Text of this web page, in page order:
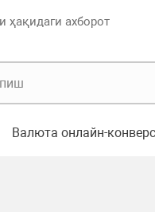
ҳақидаги ахборот
Валюта онлайн-